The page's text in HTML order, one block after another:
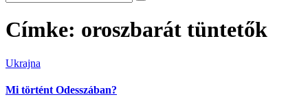
Címke: oroszbarát tüntetők
Ukrajna
Mi történt Odesszában?